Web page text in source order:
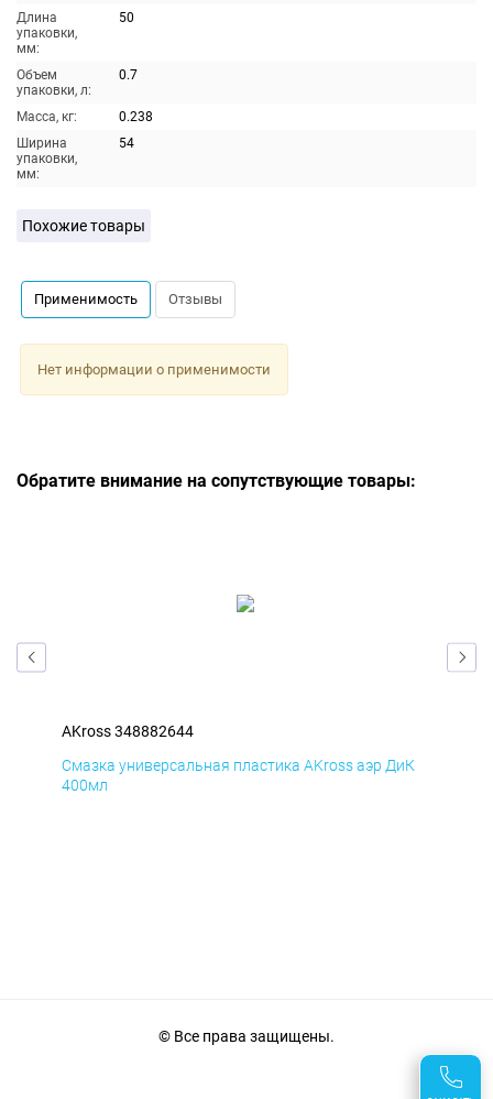
Длина
упаковки,
мм:
50
Объем
упаковки, л:
0.7
Масса, кг:
0.238
Ширина
упаковки,
мм:
54
Похожие товары
Применимость Отзывы
Нет информации о применимости
Обратите внимание на сопутствующие товары:
AKross 348882644
Смазка универсальная пластика AKross аэр ДиК
400мл
© Все права защищены.